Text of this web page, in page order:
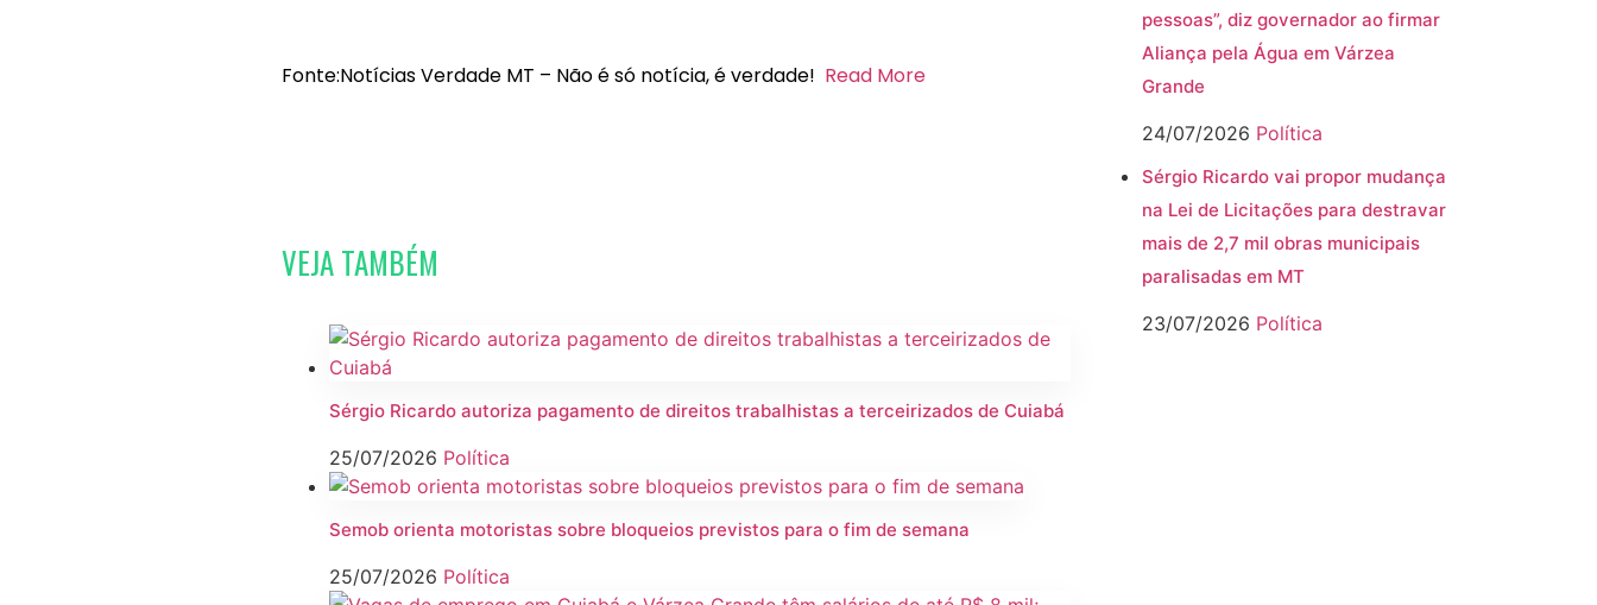
Fonte:Notícias Verdade MT – Não é só notícia, é verdade! Read More
VEJA TAMBÉM
Sérgio Ricardo autoriza pagamento de direitos trabalhistas a terceirizados de Cuiabá
25/07/2026 Política
Semob orienta motoristas sobre bloqueios previstos para o fim de semana
25/07/2026 Política
pessoas”, diz governador ao firmar
Aliança pela Água em Várzea
Grande
24/07/2026 Política
Sérgio Ricardo vai propor mudança
na Lei de Licitações para destravar
mais de 2,7 mil obras municipais
paralisadas em MT
23/07/2026 Política